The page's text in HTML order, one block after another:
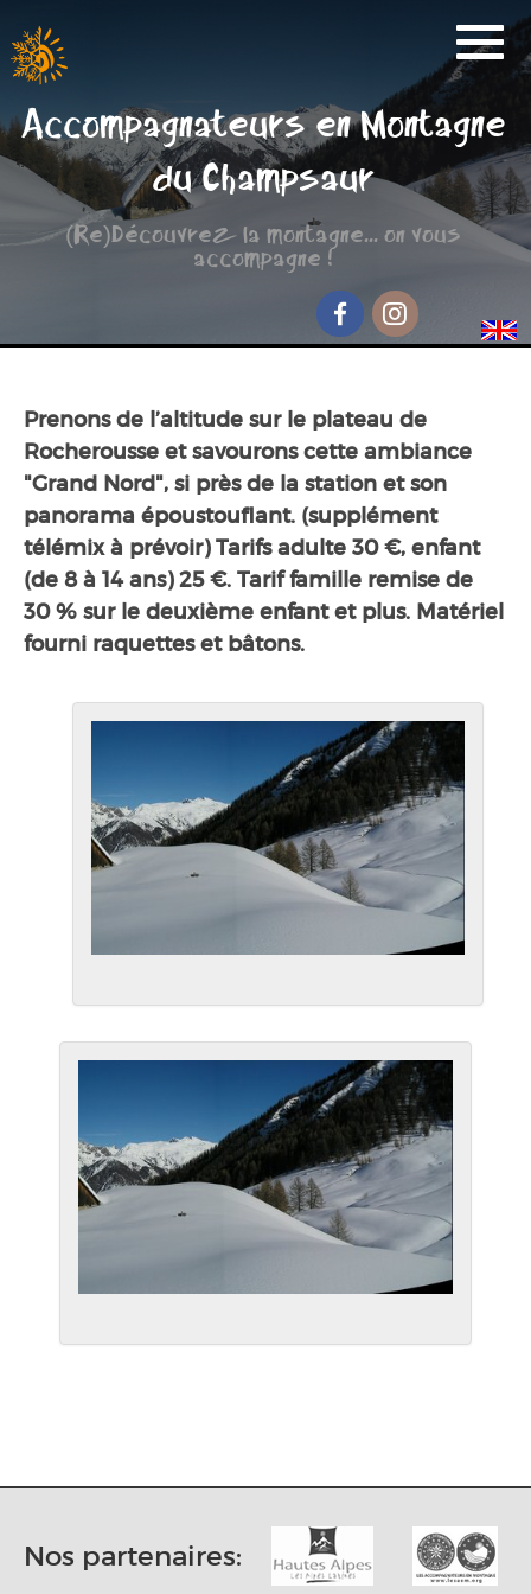
Accompagnateurs en Montagne
du Champsaur
(Re)Découvrez la montagne... on vous
accompagne !
FacebookInstagram
Activités
Réservation
Nos Partenaires
Scolaire
Groupe de randonnée
Séjour jeunesse
Contact et accès
Prenons de l’altitude sur le plateau de
Rocherousse et savourons cette ambiance
"Grand Nord", si près de la station et son
panorama époustouflant. (supplément
télémix à prévoir) Tarifs adulte 30 €, enfant
(de 8 à 14 ans) 25 €. Tarif famille remise de
30 % sur le deuxième enfant et plus. Matériel
fourni raquettes et bâtons.
Nos partenaires: